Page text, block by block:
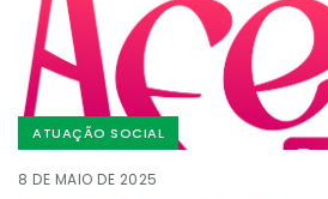
ATUAÇÃO SOCIAL
8 DE MAIO DE 2025